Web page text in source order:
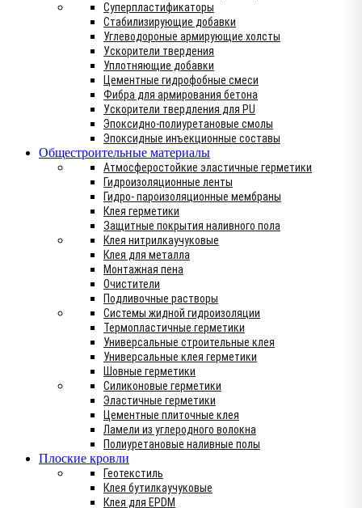
Суперпластификаторы
Стабилизирующие добавки
Углеводороные армирующие холсты
Ускорители твердения
Уплотняющие добавки
Цементные гидрофобные смеси
Фибра для армирования бетона
Ускорители твердления для PU
Эпоксидно-полиуретановые смолы
Эпоксидные инъекционные составы
Общестроительные материалы
Атмосферостойкие эластичные герметики
Гидроизоляционные ленты
Гидро- пароизоляционные мембраны
Клея герметики
Защитные покрытия наливного пола
Клея нитрилкаучуковые
Клея для металла
Монтажная пена
Очистители
Подливочные растворы
Системы жидной гидроизоляции
Термопластичные герметики
Универсальные строительные клея
Универсальные клея герметики
Шовные герметики
Силиконовые герметики
Эластичные герметики
Цементные плиточные клея
Ламели из углеродного волокна
Полиуретановые наливные полы
Плоские кровли
Геотекстиль
Клея бутилкаучуковые
Клея для EPDM